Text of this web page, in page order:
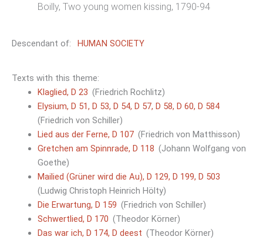
Boilly, Two young women kissing, 1790-94
Descendant of: HUMAN SOCIETY
Texts with this theme:
Klaglied, D 23 (Friedrich Rochlitz)
Elysium, D 51, D 53, D 54, D 57, D 58, D 60, D 584
(Friedrich von Schiller)
Lied aus der Ferne, D 107(Friedrich von Matthisson)
Gretchen am Spinnrade, D 118 (Johann Wolfgang von
Goethe)
Mailied (Grüner wird die Au), D 129, D 199, D 503
(Ludwig Christoph Heinrich Hölty)
Die Erwartung, D 159 (Friedrich von Schiller)
Schwertlied, D 170 (Theodor Körner)
Das war ich, D 174, D deest (Theodor Körner)